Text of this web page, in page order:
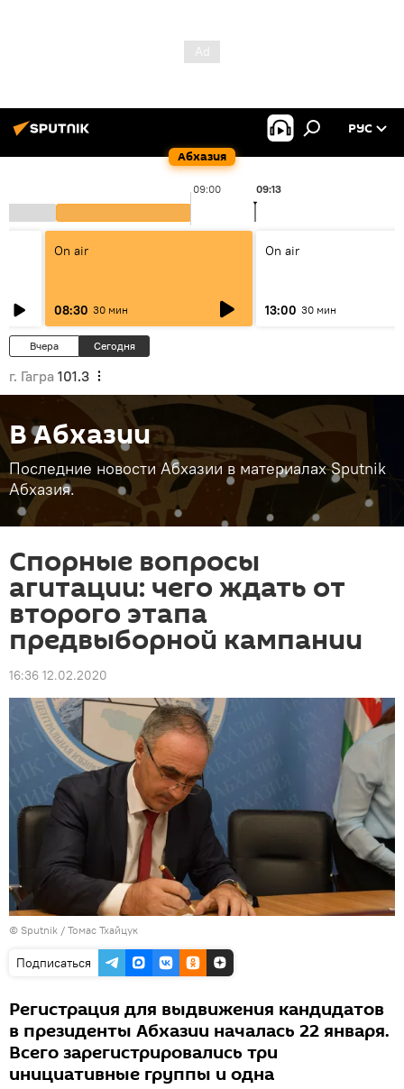
Абхазия
РУС
09:00 09:13
On air
08:30 30 мин
On air
13:00 30 мин
Вчера Сегодня
г. Гагра 101.3
В Абхазии
Последние новости Абхазии в материалах Sputnik
Абхазия.
Спорные вопросы
агитации: чего ждать от
второго этапа
предвыборной кампании
16:36 12.02.2020
© Sputnik / Томас Тхайцук
Подписаться
Регистрация для выдвижения кандидатов
в президенты Абхазии началась 22 января.
Всего зарегистрировались три
инициативные группы и одна